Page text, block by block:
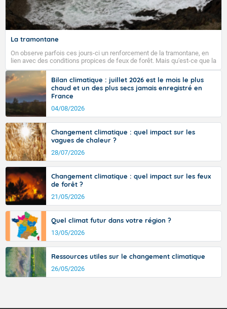
Fermer
La tramontane
On observe parfois ces jours-ci un renforcement de la tramontane, en
lien avec des conditions propices de feux de forêt. Mais qu'est-ce que la
tramontane ? Quelles sont ses caractéristiques ? La tramontane est un
vent turbulent soufflant de secteur nord-ouest à nord, ou ouest à nord-
ouest, dans un secteur qui part du Roussillon à la vallée de l’Aude et à
l’ouest de l’Hérault. L’étymologie de ce vent vient du latin trasmontanus,
signifiant au-delà des monts, en allusion aux régions montagneuses
d’où provient ce vent.
Bilan climatique : juillet 2026 est le mois le plus
chaud et un des plus secs jamais enregistré en
France
04/08/2026
Changement climatique : quel impact sur les
vagues de chaleur ?
28/07/2026
Changement climatique : quel impact sur les feux
de forêt ?
21/05/2026
Quel climat futur dans votre région ?
13/05/2026
Ressources utiles sur le changement climatique
26/05/2026